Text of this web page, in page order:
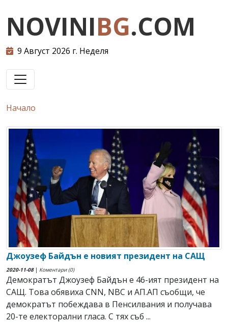
NOVINIBG.COM
9 Август 2026 г. Неделя
Начало
Джоузеф Байдън е новият президент на САЩ
2020-11-08| Коментари (0)
Демократът Джоузеф Байдън е 46-ият президент на
САЩ. Това обявиха CNN, NBC и АП.АП съобщи, че
демократът побеждава в Пенсилвания и получава
20-те електорални гласа. С тях съб ...